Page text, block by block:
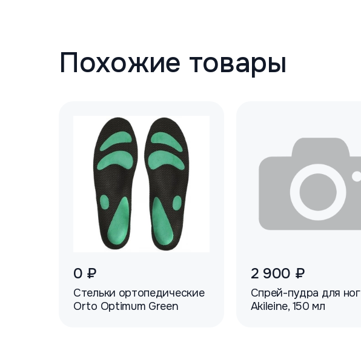
Похожие товары
0 ₽
Стельки ортопедические
Orto Optimum Green
2 900 ₽
Спрей-пудра для ног
Akileine, 150 мл